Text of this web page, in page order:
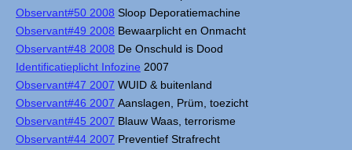
Observant#50 2008 Sloop Deporatiemachine
Observant#49 2008 Bewaarplicht en Onmacht
Observant#48 2008 De Onschuld is Dood
Identificatieplicht Infozine 2007
Observant#47 2007 WUID & buitenland
Observant#46 2007 Aanslagen, Prüm, toezicht
Observant#45 2007 Blauw Waas, terrorisme
Observant#44 2007 Preventief Strafrecht